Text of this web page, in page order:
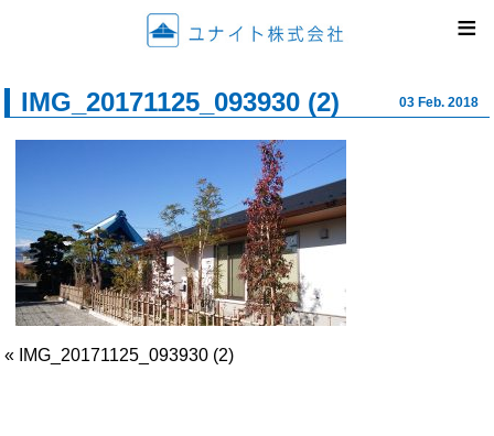
ユナイ
≡
IMG_20171125_093930 (2) 03 Feb. 2018
« IMG_20171125_093930 (2)